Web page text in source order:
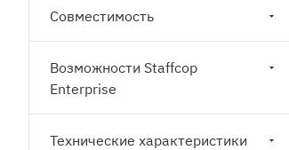
Совместимость
Возможности Staffcop
Enterprise
Технические характеристики